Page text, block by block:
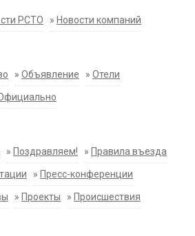
РСТО » Новости компаний
» Объявление » Отели
» Поздравляем! » Правила въезда
» Пресс-конференции
» Проекты » Происшествия